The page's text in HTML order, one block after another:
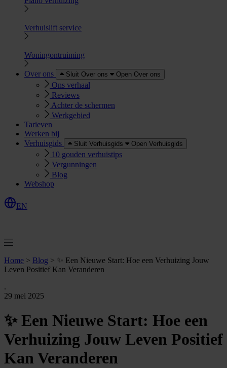
Verhuislift service
Woningontruiming
Over ons Sluit Over ons Open Over ons
Ons verhaal
Reviews
Achter de schermen
Werkgebied
Tarieven
Werken bij
Verhuisgids
Sluit Verhuisgids Open Verhuisgids
10 gouden verhuistips
Vergunningen
Blog
Webshop
EN
Home > Blog > ✨ Een Nieuwe Start: Hoe een Verhuizing Jouw
Leven Positief Kan Veranderen
.
29 mei 2025
✨ Een Nieuwe Start: Hoe een
Verhuizing Jouw Leven Positief
Kan Veranderen